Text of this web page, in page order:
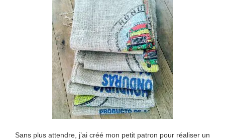
Sans plus attendre, j’ai créé mon petit patron pour réaliser un